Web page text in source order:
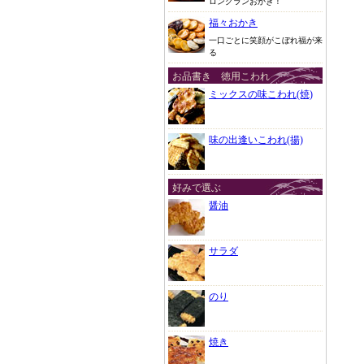
福々おかき
一口ごとに笑顔がこぼれ福が来
る
お品書き 徳用こわれ
ミックスの味こわれ(焼)
味の出逢いこわれ(揚)
好みで選ぶ
醤油
サラダ
のり
焼き